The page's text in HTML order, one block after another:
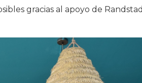
gracias al apoyo de